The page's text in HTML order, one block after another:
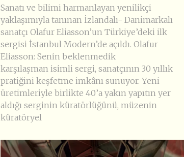
Sanatı ve bilimi harmanlayan yenilikçi
yaklaşımıyla tanınan İzlandalı- Danimarkalı
sanatçı Olafur Eliasson’un Türkiye’deki ilk
sergisi İstanbul Modern’de açıldı. Olafur
Eliasson: Senin beklenmedik
karşılaşman isimli sergi, sanatçının 30 yıllık
pratiğini keşfetme imkânı sunuyor. Yeni
üretimleriyle birlikte 40’a yakın yapıtın yer
aldığı serginin küratörlüğünü, müzenin
küratöryel